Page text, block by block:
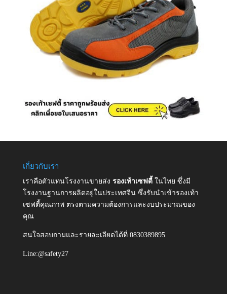
เกี่ยวกับเรา
เราคือตัวแทนโรงงานขายส่ง รองเท้าเซฟตี้ ในไทย ซึ่งมี
โรงงานฐานการผลิตอยู่ในประเทศจีน ซึ่งรับนำเข้ารองเท้า
เซฟตี้คุณภาพ ตรงตามความต้องการและงบประมาณของ
คุณ
สนใจสอบถามและรายละเอียดได้ที่ 0830389895
Line:@safety27